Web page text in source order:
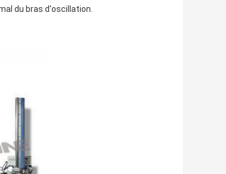
du bras d'oscillation.